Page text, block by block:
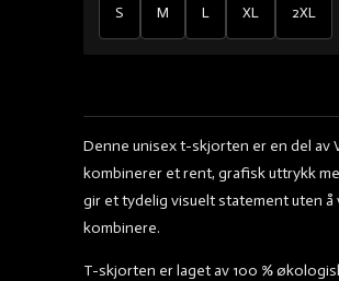
S M L XL 2XL
Denne unisex t-skjorten er en del av
kombinerer et rent, grafisk uttrykk
gir et tydelig visuelt statement uten
kombinere.
T-skjorten er laget av 100 %